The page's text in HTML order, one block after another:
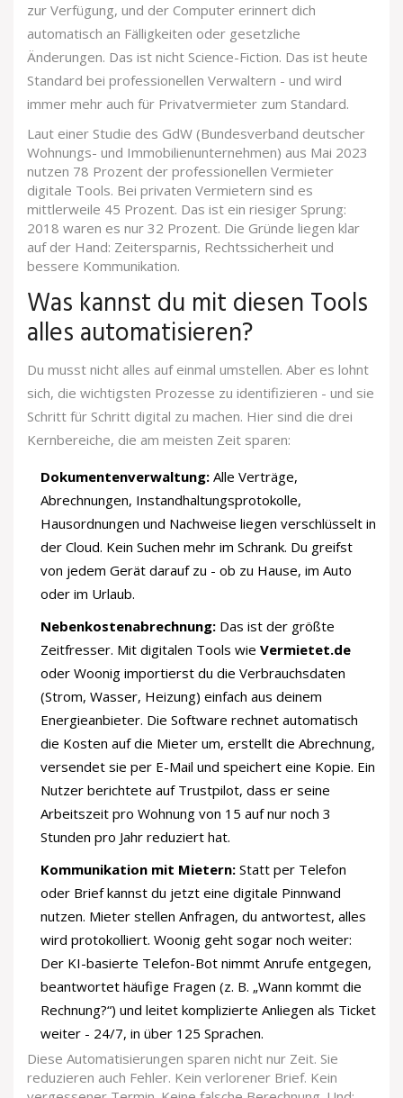
zur Verfügung, und der Computer erinnert dich
automatisch an Fälligkeiten oder gesetzliche
Änderungen. Das ist nicht Science-Fiction. Das ist heute
Standard bei professionellen Verwaltern - und wird
immer mehr auch für Privatvermieter zum Standard.
Laut einer Studie des GdW (Bundesverband deutscher
Wohnungs- und Immobilienunternehmen) aus Mai 2023
nutzen 78 Prozent der professionellen Vermieter
digitale Tools. Bei privaten Vermietern sind es
mittlerweile 45 Prozent. Das ist ein riesiger Sprung:
2018 waren es nur 32 Prozent. Die Gründe liegen klar
auf der Hand: Zeitersparnis, Rechtssicherheit und
bessere Kommunikation.
Was kannst du mit diesen Tools
alles automatisieren?
Du musst nicht alles auf einmal umstellen. Aber es lohnt
sich, die wichtigsten Prozesse zu identifizieren - und sie
Schritt für Schritt digital zu machen. Hier sind die drei
Kernbereiche, die am meisten Zeit sparen:
Dokumentenverwaltung: Alle Verträge,
Abrechnungen, Instandhaltungsprotokolle,
Hausordnungen und Nachweise liegen verschlüsselt in
der Cloud. Kein Suchen mehr im Schrank. Du greifst
von jedem Gerät darauf zu - ob zu Hause, im Auto
oder im Urlaub.
Nebenkostenabrechnung: Das ist der größte
Zeitfresser. Mit digitalen Tools wie Vermietet.de
oder Woonig importierst du die Verbrauchsdaten
(Strom, Wasser, Heizung) einfach aus deinem
Energieanbieter. Die Software rechnet automatisch
die Kosten auf die Mieter um, erstellt die Abrechnung,
versendet sie per E-Mail und speichert eine Kopie. Ein
Nutzer berichtete auf Trustpilot, dass er seine
Arbeitszeit pro Wohnung von 15 auf nur noch 3
Stunden pro Jahr reduziert hat.
Kommunikation mit Mietern: Statt per Telefon
oder Brief kannst du jetzt eine digitale Pinnwand
nutzen. Mieter stellen Anfragen, du antwortest, alles
wird protokolliert. Woonig geht sogar noch weiter:
Der KI-basierte Telefon-Bot nimmt Anrufe entgegen,
beantwortet häufige Fragen (z. B. „Wann kommt die
Rechnung?“) und leitet komplizierte Anliegen als Ticket
weiter - 24/7, in über 125 Sprachen.
Diese Automatisierungen sparen nicht nur Zeit. Sie
reduzieren auch Fehler. Kein verlorener Brief. Kein